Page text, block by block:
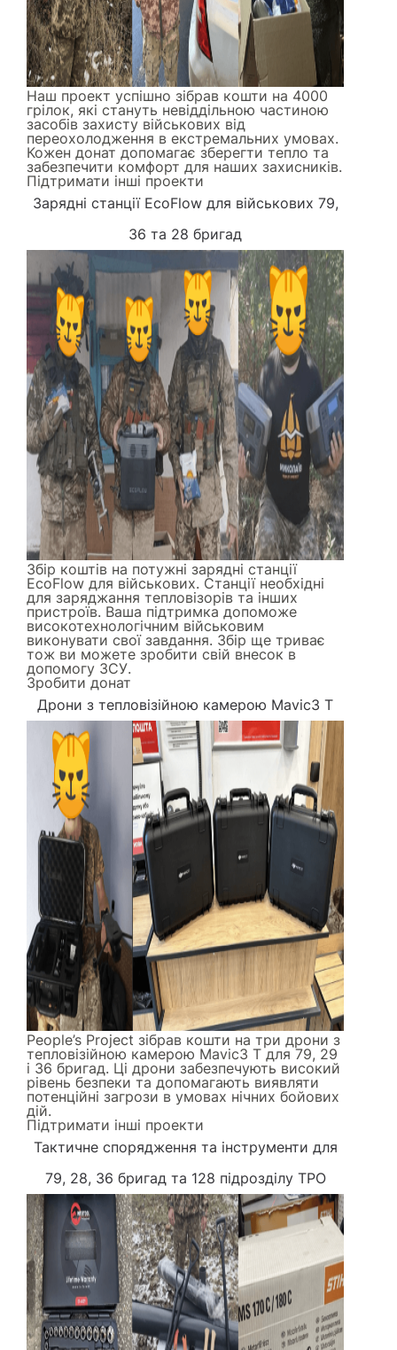
Наш проект успішно зібрав кошти на 4000
грілок, які стануть невіддільною частиною
засобів захисту військових від
переохолодження в екстремальних умовах.
Кожен донат допомагає зберегти тепло та
забезпечити комфорт для наших захисників.
Підтримати інші проекти
Зарядні станції EcoFlow для військових 79,
36 та 28 бригад
Збір коштів на потужні зарядні станції
EcoFlow для військових. Станції необхідні
для заряджання тепловізорів та інших
пристроїв. Ваша підтримка допоможе
високотехнологічним військовим
виконувати свої завдання. Збір ще триває
тож ви можете зробити свій внесок в
допомогу ЗСУ.
Зробити донат
Дрони з тепловізійною камерою Mavic3 Т
People’s Project зібрав кошти на три дрони з
тепловізійною камерою Mavic3 Т для 79, 29
і 36 бригад. Ці дрони забезпечують високий
рівень безпеки та допомагають виявляти
потенційні загрози в умовах нічних бойових
дій.
Підтримати інші проекти
Тактичне спорядження та інструменти для
79, 28, 36 бригад та 128 підрозділу ТРО